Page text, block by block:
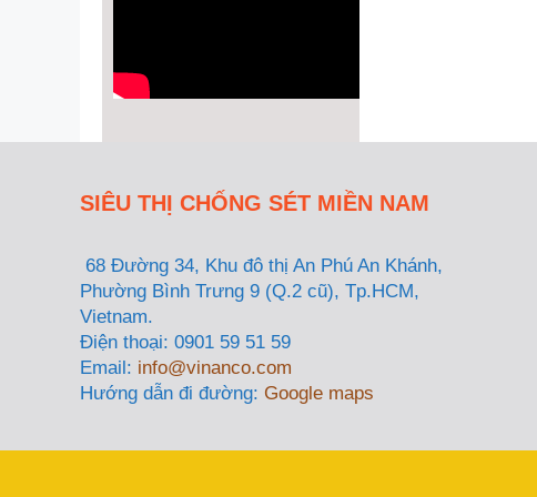
SIÊU THỊ CHỐNG SÉT MIỀN NAM
68 Đường 34, Khu đô thị An Phú An Khánh,
Phường Bình Trưng 9 (Q.2 cũ), Tp.HCM,
Vietnam.
Điện thoại: 0901 59 51 59
Email: info@vinanco.com
Hướng dẫn đi đường: Google maps